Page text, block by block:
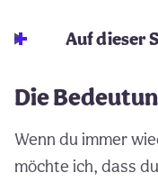
Auf dieser
Die
Wenn du immer
möchte ich, dass